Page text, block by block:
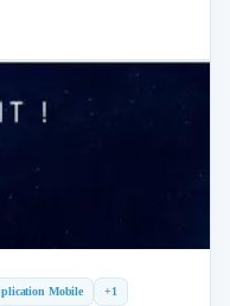
Mobile +1